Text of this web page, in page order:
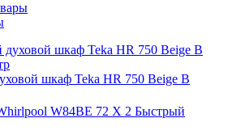
шкаф Teka HR 750 Beige B
Быстрый